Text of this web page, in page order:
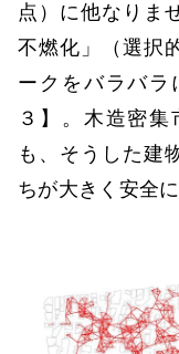
点）に他なりま
不燃化」（選択
ークをバラバラ
３】。木造密
も、そうした建
ちが大きく安全